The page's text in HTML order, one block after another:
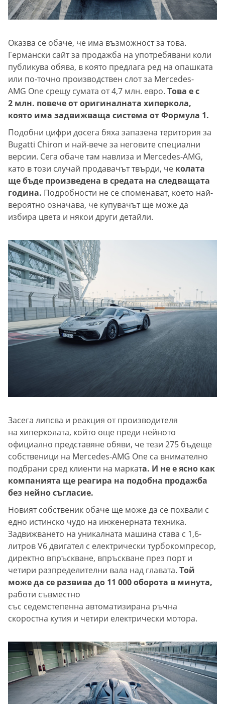
Оказва се обаче, че има възможност за това.
Германски сайт за продажба на употребявани коли
публикува обява, в която предлага ред на опашката
или по-точно производствен слот за Mercedes-
AMG One срещу сумата от 4,7 млн. евро. Това е с
2 млн. повече от оригиналната хиперкола,
която има задвижваща система от Формула 1.
Подобни цифри досега бяха запазена територия за
Bugatti Chiron и най-вече за неговите специални
версии. Сега обаче там навлиза и Mercedes-AMG,
като в този случай продавачът твърди, че колата
ще бъде произведена в средата на следващата
година. Подробности не се споменават, което най-
вероятно означава, че купувачът ще може да
избира цвета и някои други детайли.
Засега липсва и реакция от производителя
на хиперколата, който още преди нейното
официално представяне обяви, че тези 275 бъдеще
собственици на Mercedes-AMG One са внимателно
подбрани сред клиенти на марката. И не е ясно как
компанията ще реагира на подобна продажба
без нейно съгласие.
Новият собственик обаче ще може да се похвали с
едно истинско чудо на инженерната техника.
Задвижването на уникалната машина става с 1,6-
литров V6 двигател с електрически турбокомпресор,
директно впръскване, впръскване през порт и
четири разпределителни вала над главата. Той
може да се развива до 11 000 оборота в минута,
работи съвместно
със седемстепенна автоматизирана ръчна
скоростна кутия и четири електрически мотора.